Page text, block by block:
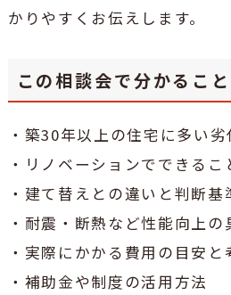
かりやすくお伝えします。
この相談会で分かること
・築30年以上の住宅に多い
・リノベーションでできるこ
・建て替えとの違いと判断基
・耐震・断熱など性能向上の
・実際にかかる費用の目安と
・補助金や制度の活用方法